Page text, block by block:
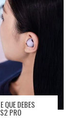
QUE DEBES
PRO